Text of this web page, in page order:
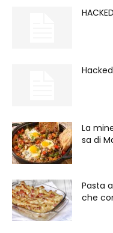
La
sa di
Pasta
che